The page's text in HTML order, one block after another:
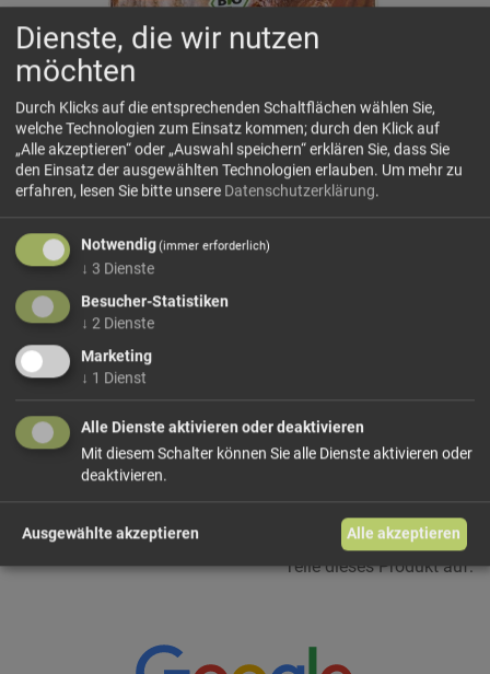
Weinsteinbackpulver 3x20g RUF
Ausreichend für 500g Mehl.
Ohne Phosphatzusatz, glutenfrei, vegan
Zutaten: Maisstärke-Bio, Backtriebmittel: Natriumcarbonate
E500, Säuerungsmittel: Kaliumtartrate E336
Größe: 60 g
In den Warenkorb
Teile dieses Produkt auf:
Dienste, die wir nutzen
möchten
Durch Klicks auf die entsprechenden Schaltflächen wählen Sie,
welche Technologien zum Einsatz kommen; durch den Klick auf
„Alle akzeptieren“ oder „Auswahl speichern“ erklären Sie, dass Sie
den Einsatz der ausgewählten Technologien erlauben. Um mehr zu
erfahren, lesen Sie bitte unsere Datenschutzerklärung.
Notwendig(immer erforderlich)
↓ 3 Dienste
Besucher-Statistiken
↓ 2 Dienste
Marketing
↓ 1 Dienst
Alle Dienste aktivieren oder deaktivieren
Mit diesem Schalter können Sie alle Dienste aktivieren oder
deaktivieren.
Ausgewählte akzeptieren Alle akzeptieren